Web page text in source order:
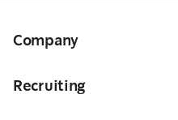
Company
Recruiting